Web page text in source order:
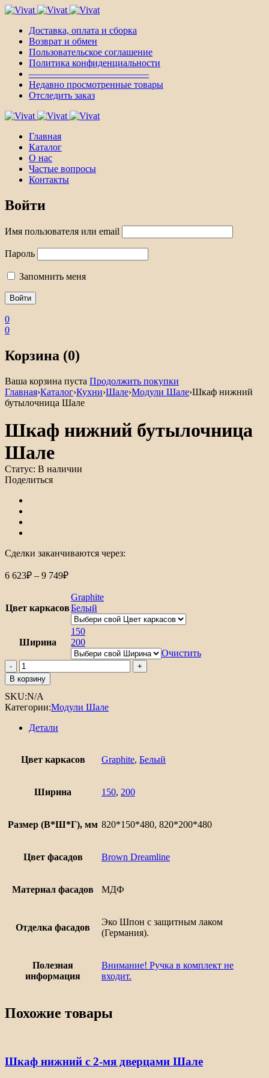
Доставка, оплата и сборка
Возврат и обмен
Пользовательское соглашение
Политика конфиденциальности
————————————–
Недавно просмотренные товары
Отследить заказ
Главная
Каталог
О нас
Частые вопросы
Контакты
Войти
Имя пользователя или email
Пароль
Запомнить меня
0
0
Корзина (0)
Ваша корзина пуста Продолжить покупки
Главная›Каталог›Кухни›Шале›Модули Шале›Шкаф нижний
бутылочница Шале
Шкаф нижний бутылочница
Шале
Статус: В наличии
Поделиться
Сделки заканчиваются через:
6 623₽ – 9 749₽Диапазон
6
623₽
9
749₽
Цвет каркасов
Graphite
Белый
Ширина
150
200
Очистить
Количество
товара
Шкаф
нижний
бутылочница
В корзину
SKU:N/A
Категории:Модули Шале
Детали
Цвет каркасов Graphite, Белый
Ширина 150, 200
Размер (В*Ш*Г), мм 820*150*480, 820*200*480
Цвет фасадов Brown Dreamline
Материал фасадов МДФ
Отделка фасадов
Эко Шпон с защитным лаком
(Германия).
Полезная
информация
Внимание! Ручка в комплект не
входит.
Похожие товары
Шкаф нижний с 2-мя дверцами Шале